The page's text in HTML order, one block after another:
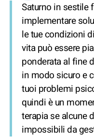
Saturno in sestile
implementare
le tue condizioni
vita può essere
ponderata al fine
in modo sicuro e
tuoi problemi
quindi è un
terapia se alcune
impossibili da